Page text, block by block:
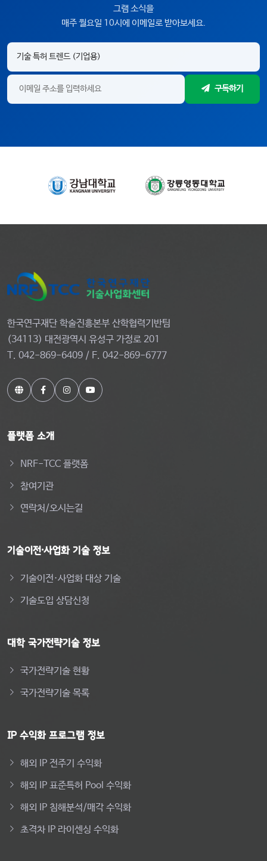
그램 소식을
매주 월요일 10시에 이메일로 받아보세요.
구독하기
한국연구재단 학술진흥본부 산학협력기반팀
(34113) 대전광역시 유성구 가정로 201
T. 042-869-6409 / F. 042-869-6777
플랫폼 소개
NRF-TCC 플랫폼
참여기관
연락처/오시는길
기술이전·사업화 기술 정보
기술이전·사업화 대상 기술
기술도입 상담신청
대학 국가전략기술 정보
국가전략기술 현황
국가전략기술 목록
IP 수익화 프로그램 정보
해외 IP 전주기 수익화
해외 IP 표준특허 Pool 수익화
해외 IP 침해분석/매각 수익화
초격차 IP 라이센싱 수익화